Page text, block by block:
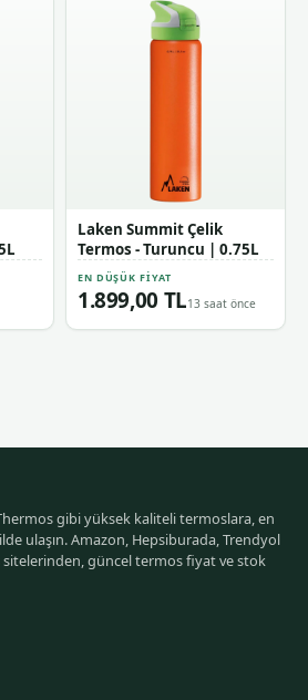
Laken Summit Çelik
Termos - Turuncu | 0.75L
EN DÜŞÜK FIYAT
1.899,00 TL13 saat önce
gibi yüksek kaliteli termoslara, en
ulaşın. Amazon, Hepsiburada, Trendyol
sitelerinden, güncel termos fiyat ve stok